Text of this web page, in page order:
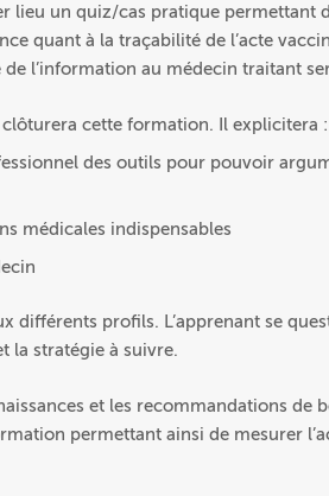
lieu un quiz/cas pratique permettant
quant à la traçabilité de l’acte
l’information au médecin traitant
cette formation. Il explicitera :
des outils pour pouvoir
médicales indispensables
différents profils. L’apprenant se
la stratégie à suivre.
et les recommandations de
permettant ainsi de mesurer